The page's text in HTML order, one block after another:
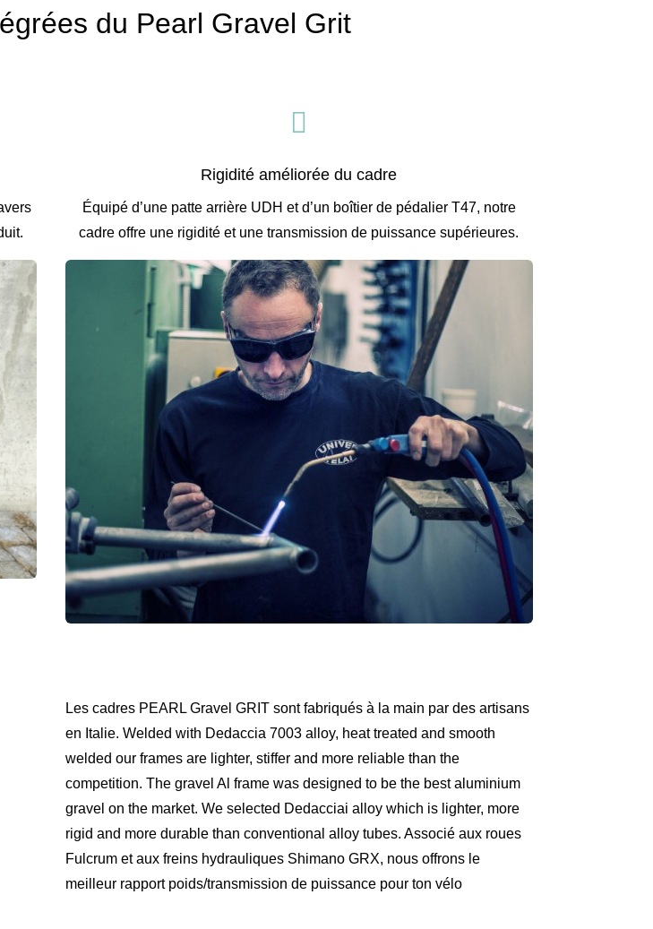
du Pearl Gravel Grit

Rigidité améliorée du cadre
Équipé d’une patte arrière UDH et d’un boîtier de pédalier T47, notre
cadre offre une rigidité et une transmission de puissance supérieures.
Les cadres PEARL Gravel GRIT sont fabriqués à la main par des artisans
en Italie. Welded with Dedaccia 7003 alloy, heat treated and smooth
welded our frames are lighter, stiffer and more reliable than the
competition. The gravel Al frame was designed to be the best aluminium
gravel on the market. We selected Dedacciai alloy which is lighter, more
rigid and more durable than conventional alloy tubes. Associé aux roues
Fulcrum et aux freins hydrauliques Shimano GRX, nous offrons le
meilleur rapport poids/transmission de puissance pour ton vélo